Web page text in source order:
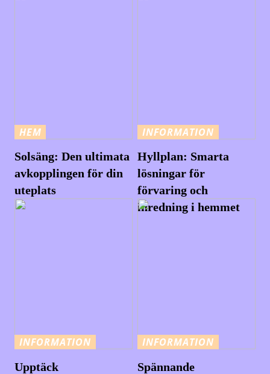
HEM
Solsäng: Den ultimata
avkopplingen för din
uteplats
INFORMATION
Hyllplan: Smarta
lösningar för
förvaring och
inredning i hemmet
INFORMATION
Upptäck
INFORMATION
Spännande